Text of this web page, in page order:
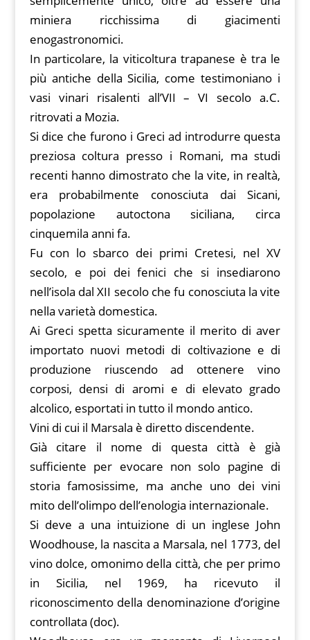
miniera ricchissima di giacimenti
enogastronomici.
In particolare, la viticoltura trapanese è tra le
più antiche della Sicilia, come testimoniano i
vasi vinari risalenti all’VII – VI secolo a.C.
ritrovati a Mozia.
Si dice che furono i Greci ad introdurre questa
preziosa coltura presso i Romani, ma studi
recenti hanno dimostrato che la vite, in realtà,
era probabilmente conosciuta dai Sicani,
popolazione autoctona siciliana, circa
cinquemila anni fa.
Fu con lo sbarco dei primi Cretesi, nel XV
secolo, e poi dei fenici che si insediarono
nell’isola dal XII secolo che fu conosciuta la vite
nella varietà domestica.
Ai Greci spetta sicuramente il merito di aver
importato nuovi metodi di coltivazione e di
produzione riuscendo ad ottenere vino
corposi, densi di aromi e di elevato grado
alcolico, esportati in tutto il mondo antico.
Vini di cui il Marsala è diretto discendente.
Già citare il nome di questa città è già
sufficiente per evocare non solo pagine di
storia famosissime, ma anche uno dei vini
mito dell’olimpo dell’enologia internazionale.
Si deve a una intuizione di un inglese John
Woodhouse, la nascita a Marsala, nel 1773, del
vino dolce, omonimo della città, che per primo
in Sicilia, nel 1969, ha ricevuto il
riconoscimento della denominazione d’origine
controllata (doc).